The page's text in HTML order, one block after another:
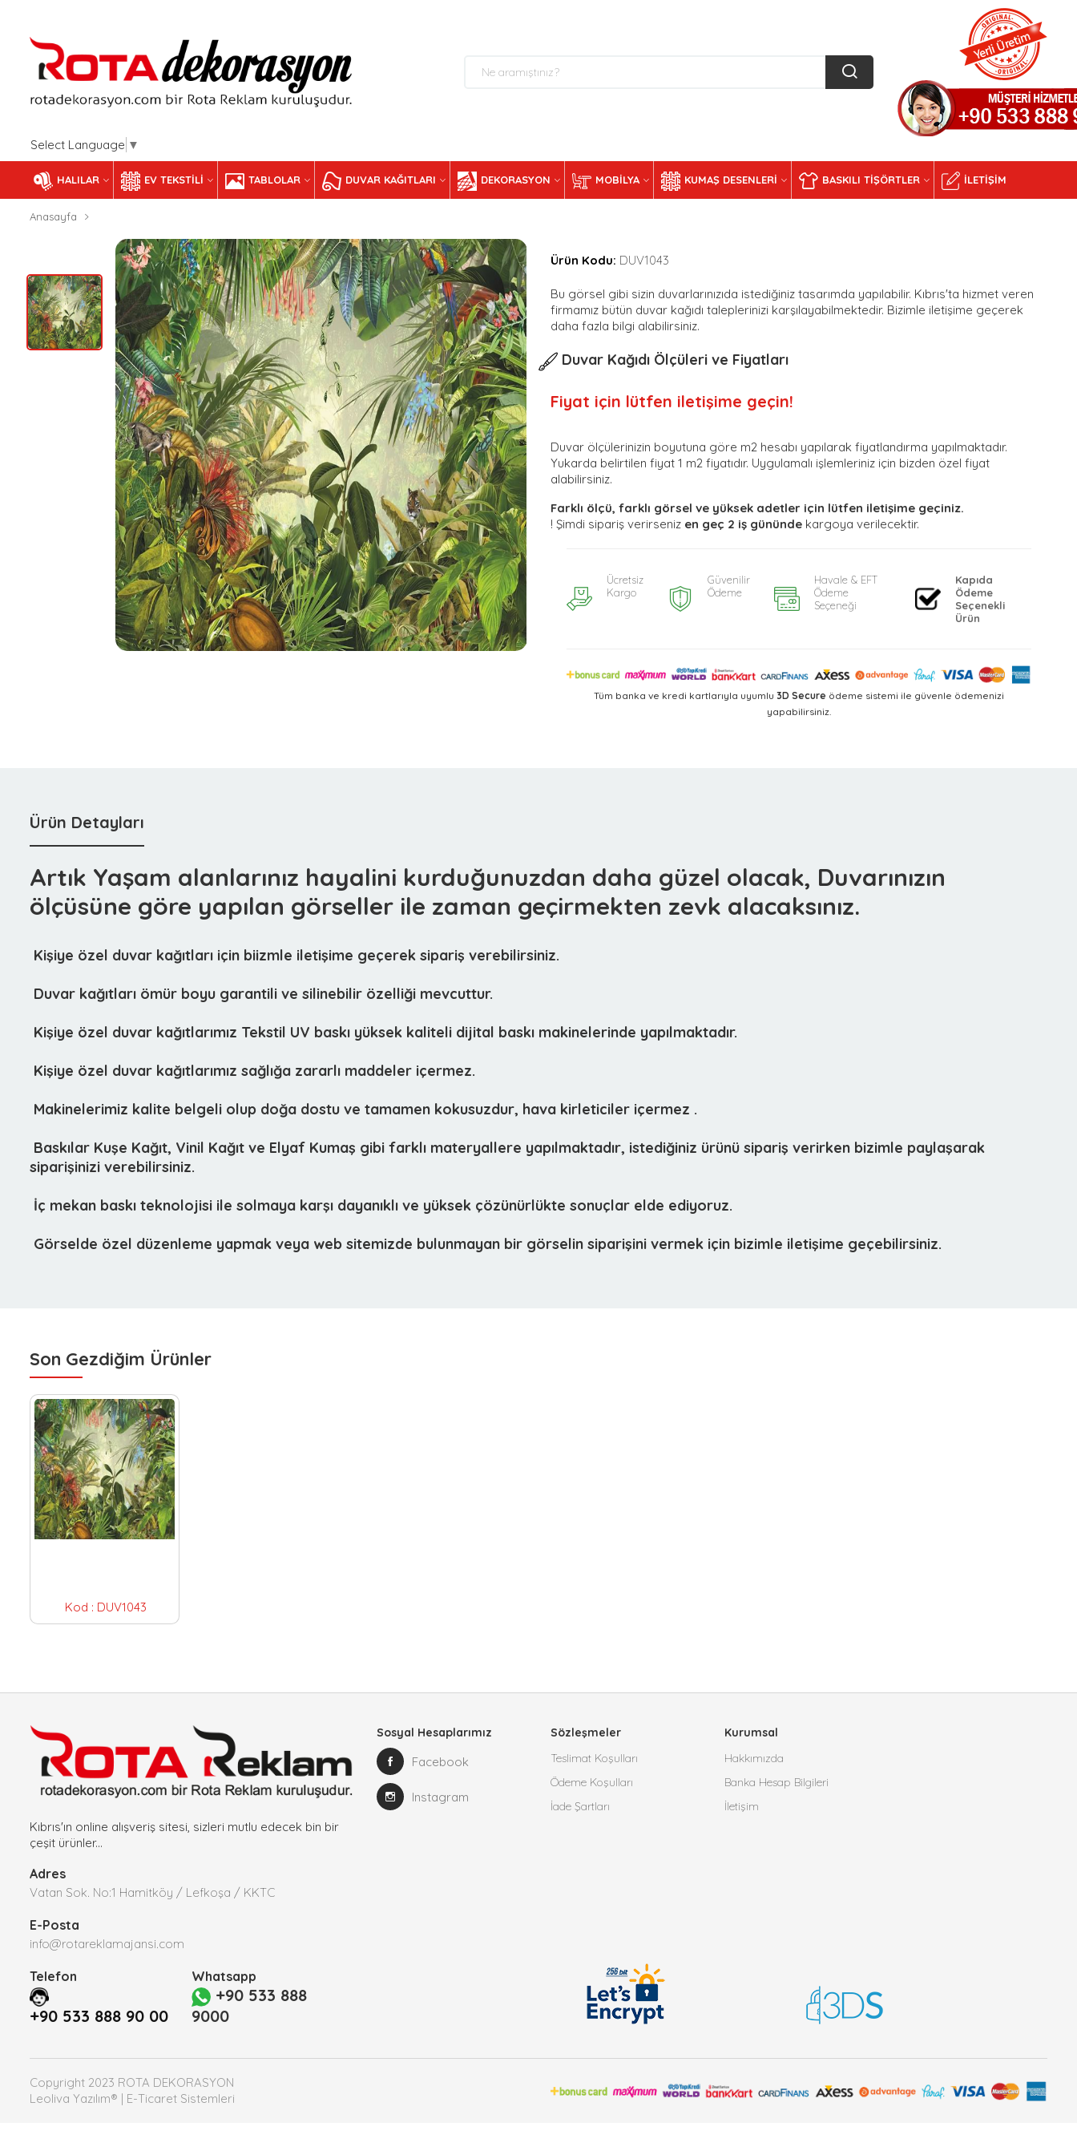
Select Language ▼
HALILAR EV TEKSTILI TABLOLAR DUVAR KAĞITLARI DEKORASYON MOBILYA KUMAŞ DESENLERI BASKILI TIŞÖRTLER İLETIŞIM
Anasayfa
Ürün Kodu: DUV1043
Bu görsel gibi sizin duvarlarınızıda istediğiniz tasarımda yapılabilir. Kıbrıs'ta hizmet veren
firmamız bütün duvar kağıdı taleplerinizi karşılayabilmektedir. Bizimle iletişime geçerek
daha fazla bilgi alabilirsiniz.
Duvar Kağıdı Ölçüleri ve Fiyatları
Fiyat için lütfen iletişime geçin!
Duvar ölçülerinizin boyutuna göre m2 hesabı yapılarak fiyatlandırma yapılmaktadır.
Yukarda belirtilen fiyat 1 m2 fiyatıdır. Uygulamalı işlemleriniz için bizden özel fiyat
alabilirsiniz.
Farklı ölçü, farklı görsel ve yüksek adetler için lütfen iletişime geçiniz.
! Şimdi sipariş verirseniz en geç 2 iş gününde kargoya verilecektir.
Ücretsiz
Kargo
Güvenilir
Ödeme
Havale & EFT
Ödeme
Seçeneği
Kapıda
Ödeme
Seçenekli
Ürün
Tüm banka ve kredi kartlarıyla uyumlu 3D Secure ödeme sistemi ile güvenle ödemenizi
yapabilirsiniz.
Ürün Detayları
Artık Yaşam alanlarınız hayalini kurduğunuzdan daha güzel olacak, Duvarınızın
ölçüsüne göre yapılan görseller ile zaman geçirmekten zevk alacaksınız.
 Kişiye özel duvar kağıtları için biizmle iletişime geçerek sipariş verebilirsiniz.
 Duvar kağıtları ömür boyu garantili ve silinebilir özelliği mevcuttur.
 Kişiye özel duvar kağıtlarımız Tekstil UV baskı yüksek kaliteli dijital baskı makinelerinde yapılmaktadır.
 Kişiye özel duvar kağıtlarımız sağlığa zararlı maddeler içermez.
 Makinelerimiz kalite belgeli olup doğa dostu ve tamamen kokusuzdur, hava kirleticiler içermez .
 Baskılar Kuşe Kağıt, Vinil Kağıt ve Elyaf Kumaş gibi farklı materyallere yapılmaktadır, istediğiniz ürünü sipariş verirken bizimle paylaşarak
siparişinizi verebilirsiniz.
 İç mekan baskı teknolojisi ile solmaya karşı dayanıklı ve yüksek çözünürlükte sonuçlar elde ediyoruz.
 Görselde özel düzenleme yapmak veya web sitemizde bulunmayan bir görselin siparişini vermek için bizimle iletişime geçebilirsiniz.
Son Gezdiğim Ürünler
Kod : DUV1043
Kıbrıs'ın online alışveriş sitesi, sizleri mutlu edecek bin bir
çeşit ürünler...
Adres
Vatan Sok. No:1 Hamitköy / Lefkoşa / KKTC
E-Posta
info@rotareklamajansi.com
Telefon
+90 533 888 90 00
Whatsapp
+90 533 888
9000
Sosyal Hesaplarımız
Facebook
Instagram
Sözleşmeler
Teslimat Koşulları
Ödeme Koşulları
İade Şartları
Kurumsal
Hakkımızda
Banka Hesap Bilgileri
İletişim
Copyright 2023 ROTA DEKORASYON
Leoliva Yazılım® | E-Ticaret Sistemleri